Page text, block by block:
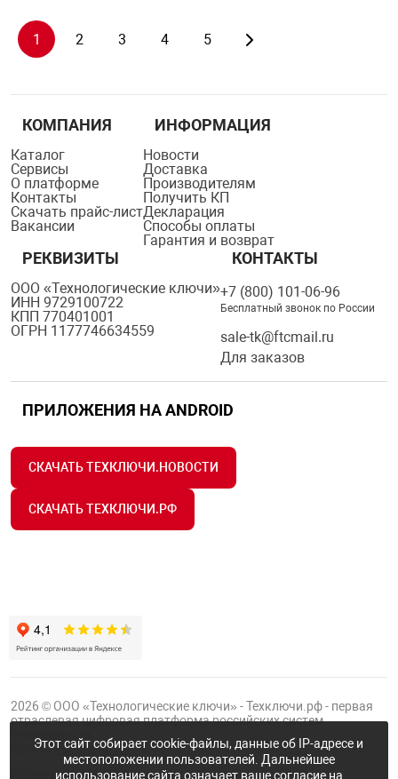
1 2 3 4 5
КОМПАНИЯ
Каталог
Сервисы
О платформе
Контакты
Скачать прайс-лист
Вакансии
ИНФОРМАЦИЯ
Новости
Доставка
Производителям
Получить КП
Декларация
Способы оплаты
Гарантия и возврат
РЕКВИЗИТЫ
ООО «Технологические ключи»
ИНН 9729100722
КПП 770401001
ОГРН 1177746634559
КОНТАКТЫ
+7 (800) 101-06-96
Бесплатный звонок по России
sale-tk@ftcmail.ru
Для заказов
ПРИЛОЖЕНИЯ НА ANDROID
СКАЧАТЬ ТЕХКЛЮЧИ.НОВОСТИ
СКАЧАТЬ ТЕХКЛЮЧИ.РФ
2026 © ООО «Технологические ключи» - Техключи.рф - первая
отраслевая цифровая платформа российских систем
ПроектГруппы ФТК
Публичная оферта
Этот сайт собирает cookie-файлы, данные об IP-адресе и
местоположении пользователей. Дальнейшее
использование сайта означает ваше согласие на